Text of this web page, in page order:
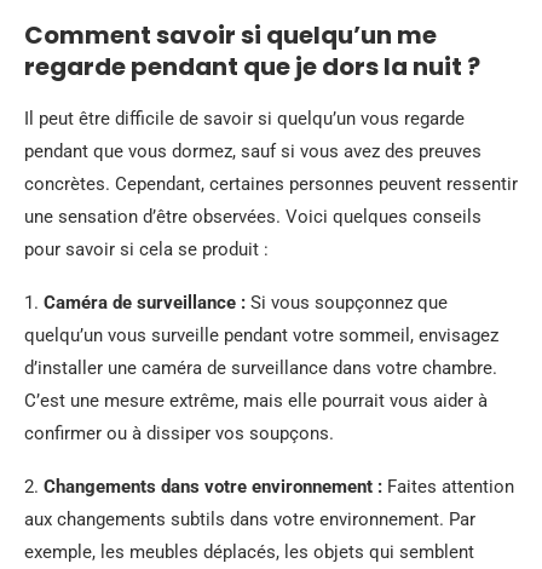
Comment savoir si quelqu’un me
regarde pendant que je dors la nuit ?
Il peut être difficile de savoir si quelqu’un vous regarde
pendant que vous dormez, sauf si vous avez des preuves
concrètes. Cependant, certaines personnes peuvent ressentir
une sensation d’être observées. Voici quelques conseils
pour savoir si cela se produit :
1. Caméra de surveillance : Si vous soupçonnez que
quelqu’un vous surveille pendant votre sommeil, envisagez
d’installer une caméra de surveillance dans votre chambre.
C’est une mesure extrême, mais elle pourrait vous aider à
confirmer ou à dissiper vos soupçons.
2. Changements dans votre environnement : Faites attention
aux changements subtils dans votre environnement. Par
exemple, les meubles déplacés, les objets qui semblent